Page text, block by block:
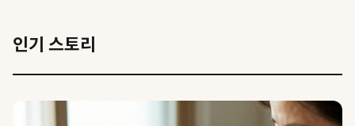
인기 스토리